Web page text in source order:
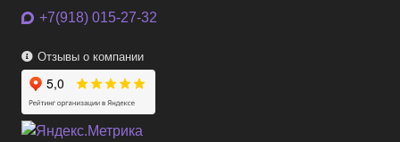
+7(918) 015-27-32
Отзывы о компании